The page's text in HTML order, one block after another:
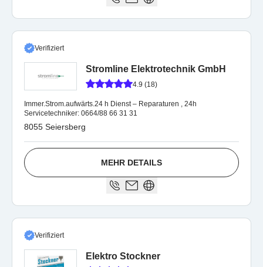
Verifiziert
Stromline Elektrotechnik GmbH
4.9 (18)
Immer.Strom.aufwärts.24 h Dienst – Reparaturen , 24h
Servicetechniker: 0664/88 66 31 31
8055 Seiersberg
MEHR DETAILS
Verifiziert
Elektro Stockner